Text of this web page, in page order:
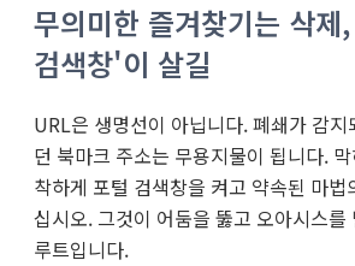
무의미한 즐겨찾기는 삭
검색창'이 살길
URL은 생명선이 아닙니다. 폐쇄가 감지
던 북마크 주소는 무용지물이 됩니다.
착하게 포털 검색창을 켜고 약속된 마
십시오. 그것이 어둠을 뚫고 오아시스를
루트입니다.